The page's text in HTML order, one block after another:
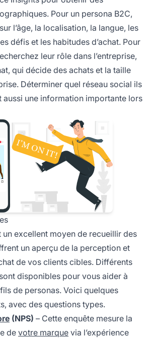
Pour un persona B2C,
l’âge, la localisation, la langue, les
défis et les habitudes d’achat. Pour
leur rôle dans l’entreprise,
qui décide des achats et la taille
Déterminer quel réseau social ils
aussi une information importante lors
un excellent moyen de recueillir des
un aperçu de la perception et
de vos clients cibles. Différents
disponibles pour vous aider à
de personas. Voici quelques
avec des questions types.
(NPS) – Cette enquête mesure la
de votre marque via l’expérience